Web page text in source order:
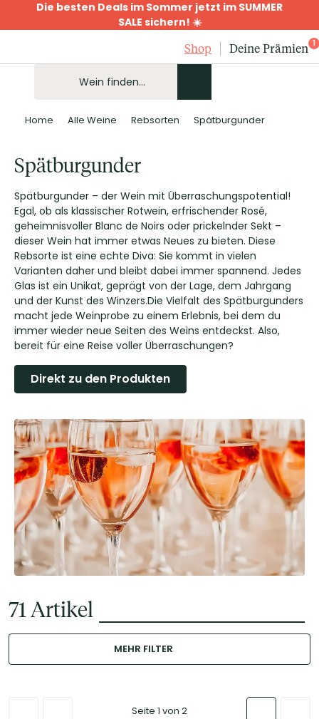
Die besten Deals im Sommer jetzt im SUMMER
SALE sichern! ☀️
Shop
Deine Prämien 1
Home Alle Weine Rebsorten Spätburgunder
Spätburgunder
Spätburgunder – der Wein mit Überraschungspotential!
Egal, ob als klassischer Rotwein, erfrischender Rosé,
geheimnisvoller Blanc de Noirs oder prickelnder Sekt –
dieser Wein hat immer etwas Neues zu bieten. Diese
Rebsorte ist eine echte Diva: Sie kommt in vielen
Varianten daher und bleibt dabei immer spannend. Jedes
Glas ist ein Unikat, geprägt von der Lage, dem Jahrgang
und der Kunst des Winzers.Die Vielfalt des Spätburgunders
macht jede Weinprobe zu einem Erlebnis, bei dem du
immer wieder neue Seiten des Weins entdeckst. Also,
bereit für eine Reise voller Überraschungen?
Direkt zu den Produkten
71Artikel
MEHR FILTER
Seite 1 von 2